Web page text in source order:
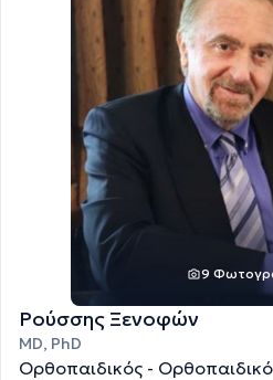
9
Ρούσσης Ξενοφών
MD, PhD
Ορθοπαιδικός -